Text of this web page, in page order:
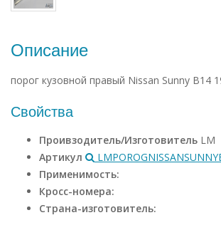
Описание
порог кузовной правый Nissan Sunny B14
Свойства
Проивзодитель/Изготовитель LM
Артикул
Применимость:
Кросс-номера:
Страна-изготовитель: